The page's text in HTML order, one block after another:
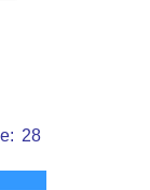
28